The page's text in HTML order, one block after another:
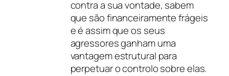
contra a sua vontade, sabem
que são financeiramente frágeis
e é assim que os seus
agressores ganham uma
vantagem estrutural para
perpetuar o controlo sobre elas.